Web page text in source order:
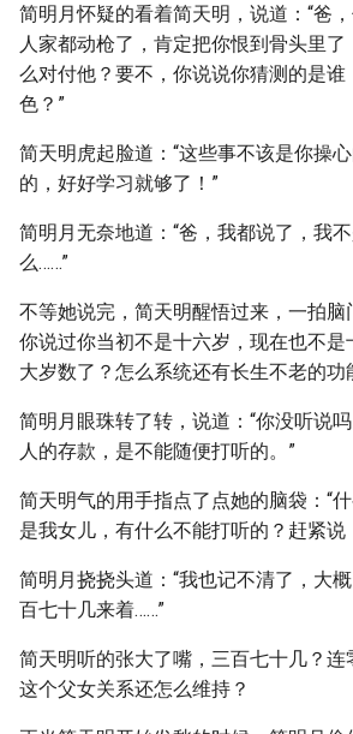
简明月怀疑的看着简天明，说道：“爸
人家都动枪了，肯定把你恨到骨头里
么对付他？要不，你说说你猜测的是谁
色？”
简天明虎起脸道：“这些事不该是你操
的，好好学习就够了！”
简明月无奈地道：“爸，我都说了，我
么……”
不等她说完，简天明醒悟过来，一拍脑
你说过你当初不是十六岁，现在也不是
大岁数了？怎么系统还有长生不老的功
简明月眼珠转了转，说道：“你没听说
人的存款，是不能随便打听的。”
简天明气的用手指点了点她的脑袋：“
是我女儿，有什么不能打听的？赶紧说
简明月挠挠头道：“我也记不清了，大
百七十几来着……”
简天明听的张大了嘴，三百七十几？连
这个父女关系还怎么维持？